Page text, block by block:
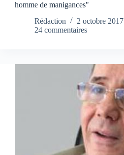
homme de manigances"
Rédaction
2 octobre 2017
24 commentaires